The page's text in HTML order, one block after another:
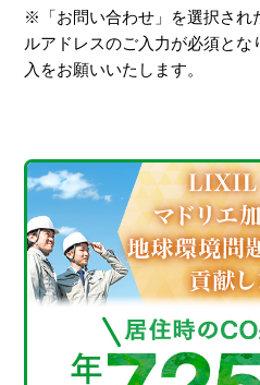
※「お問い合わせ」を選択され
ルアドレスのご入力が必須と
入をお願いいたします。